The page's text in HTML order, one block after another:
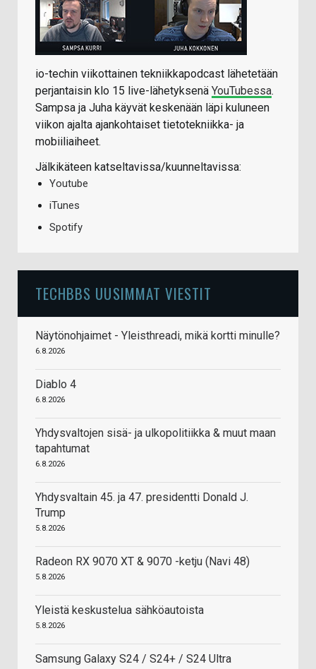
io-techin viikottainen tekniikkapodcast lähetetään
perjantaisin klo 15 live-lähetyksenä YouTubessa.
Sampsa ja Juha käyvät keskenään läpi kuluneen
viikon ajalta ajankohtaiset tietotekniikka- ja
mobiiliaiheet.
Jälkikäteen katseltavissa/kuunneltavissa:
Youtube
iTunes
Spotify
TECHBBS UUSIMMAT VIESTIT
Näytönohjaimet - Yleisthreadi, mikä kortti minulle?
6.8.2026
Diablo 4
6.8.2026
Yhdysvaltojen sisä- ja ulkopolitiikka & muut maan
tapahtumat
6.8.2026
Yhdysvaltain 45. ja 47. presidentti Donald J.
Trump
5.8.2026
Radeon RX 9070 XT & 9070 -ketju (Navi 48)
5.8.2026
Yleistä keskustelua sähköautoista
5.8.2026
Samsung Galaxy S24 / S24+ / S24 Ultra